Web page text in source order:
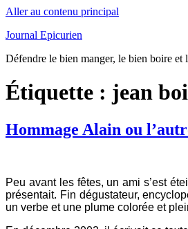
Aller au contenu principal
Journal Epicurien
Défendre le bien manger, le bien boire et
Étiquette : jean
Hommage Alain ou
Peu avant les fêtes, un ami s’est
présentait. Fin dégustateur,
un verbe et une plume colorée et